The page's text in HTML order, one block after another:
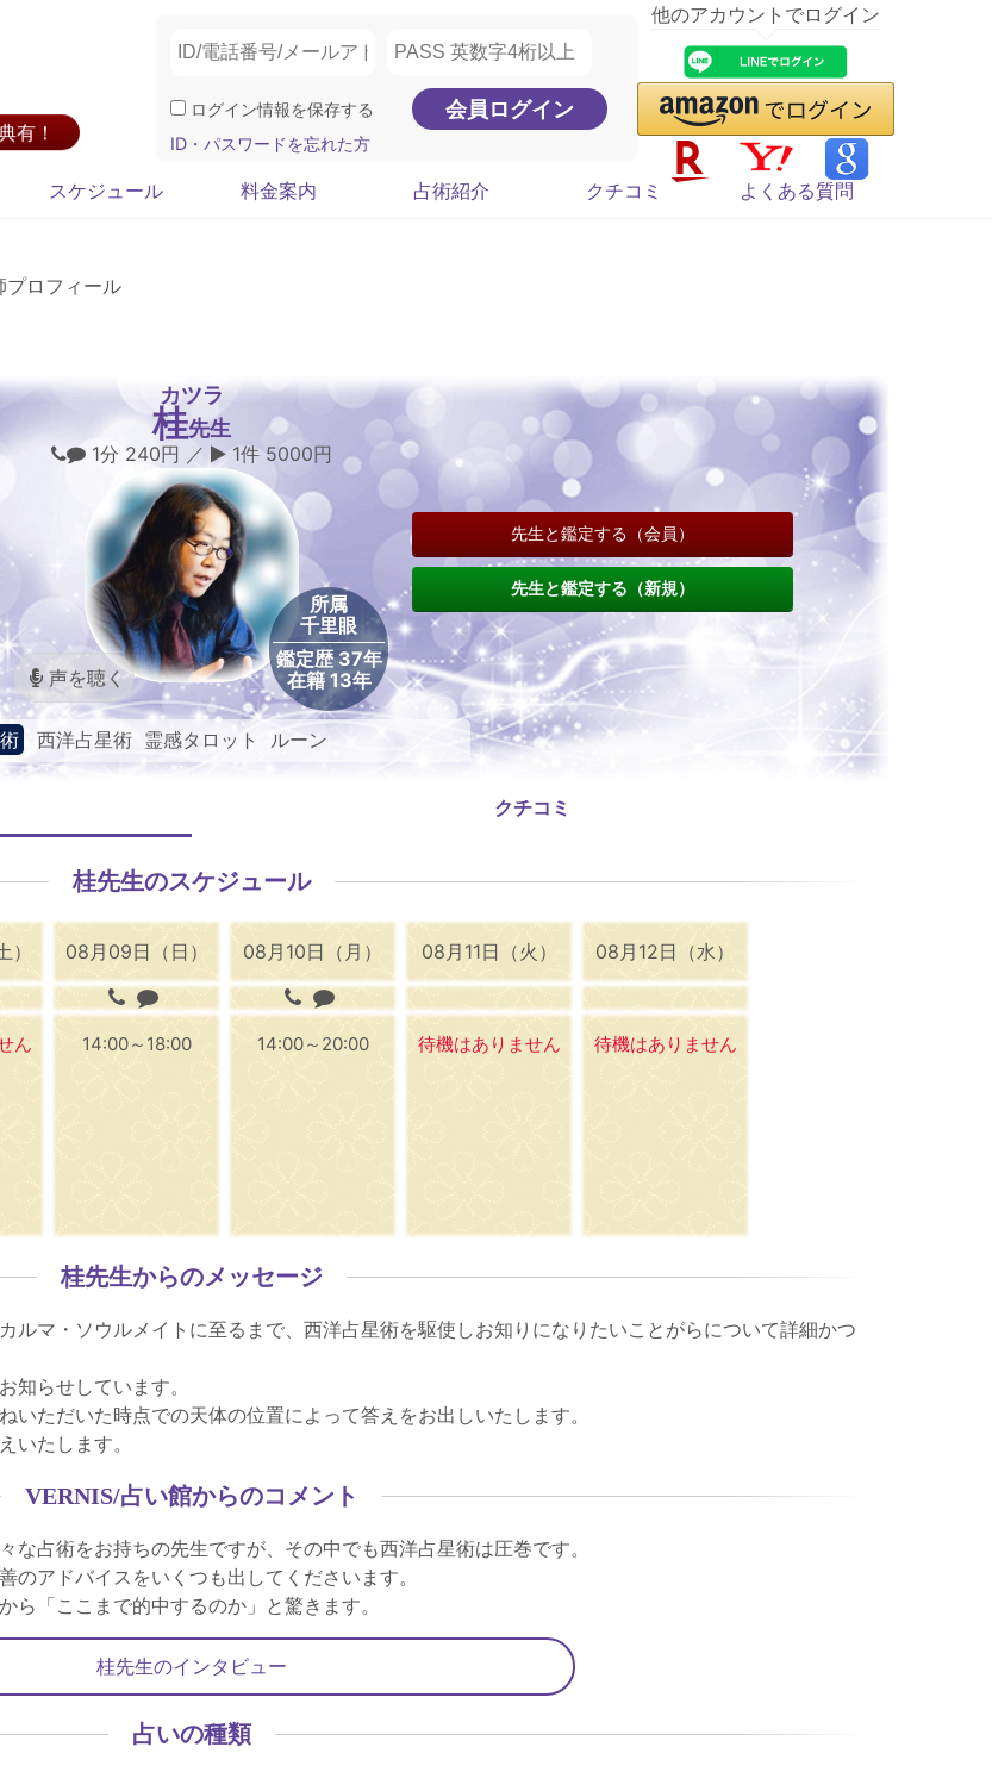
有！
ログイン情報を保存する
ID・パスワードを忘れた方
他のアカウントでログイン
スケジュール 料金案内 占術紹介 クチコミ よくある質問
プロフィール
カツラ
桂先生
声を聴く
所属
千里眼
鑑定歴 37年
在籍 13年
西洋占星術 霊感タロット ルーン
1分 240円 ／ 1件 5000円
先生と鑑定する（会員）
先生と鑑定する（新規）
クチコミ
桂先生のスケジュール
ん
08月09日（日）
14:00～18:00
08月10日（月）
14:00～20:00
08月11日（火）
待機はありません
08月12日（水）
待機はありません
桂先生からのメッセージ
ルマ・ソウルメイトに至るまで、西洋占星術を駆使しお知りになりたいことがらについて詳細かつ
知らせしています。
ただいた時点での天体の位置によって答えをお出しいたします。
いたします。
VERNIS/占い館からのコメント
な占術をお持ちの先生ですが、その中でも西洋占星術は圧巻です。
アドバイスをいくつも出してくださいます。
ら「ここまで的中するのか」と驚きます。
桂先生のインタビュー
占いの種類